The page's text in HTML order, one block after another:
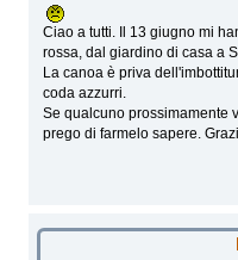
Ciao a tutti. Il 13 giugno mi
rossa, dal giardino di casa a
La canoa è priva
coda azzurri.
Se qualcuno prossimamente
prego di farmelo sapere.